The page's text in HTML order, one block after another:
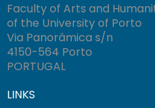
Faculty of Arts and
of the University of Porto
Via Panorâmica s/n
4150-564 Porto
PORTUGAL
LINKS